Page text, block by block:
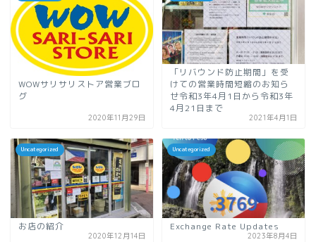
WOWサリサリストア営業ブロ
グ
2020年11月29日
「リバウンド防止期間」を受
けての営業時間短縮のお知ら
せ令和3年4月1日から令和3年
4月21日まで
2021年4月1日
Uncategorized
お店の紹介
2020年12月14日
Uncategorized
Exchange Rate Updates
2023年8月4日